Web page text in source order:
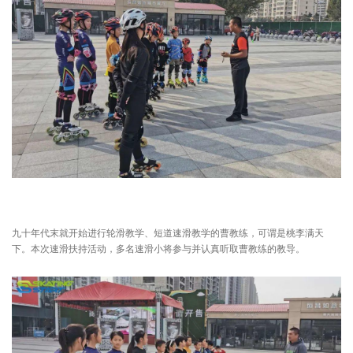
九十年代末就开始进行轮滑教学、短道速滑教学的曹教练，可谓是桃李满天
下。本次速滑扶持活动，多名速滑小将参与并认真听取曹教练的教导。